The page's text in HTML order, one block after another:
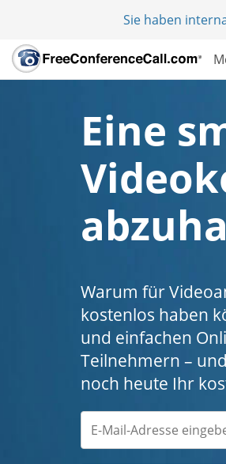
Sie haben
Eine
Warum für
kostenlos haben
und einfachen
Teilnehmern –
noch heute Ihr